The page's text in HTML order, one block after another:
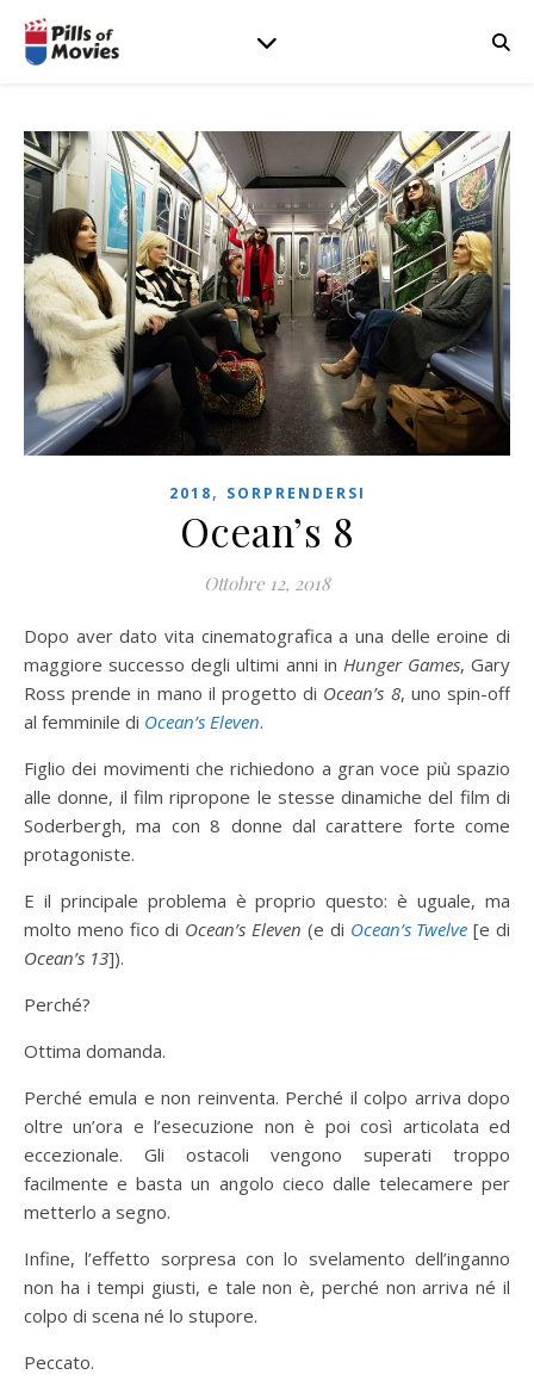
2018, SORPRENDERSI
Ocean’s 8
Ottobre 12, 2018
Dopo aver dato vita cinematografica a una delle eroine di
maggiore successo degli ultimi anni in Hunger Games, Gary
Ross prende in mano il progetto di Ocean’s 8, uno spin-off
al femminile di Ocean’s Eleven.
Figlio dei movimenti che richiedono a gran voce più spazio
alle donne, il film ripropone le stesse dinamiche del film di
Soderbergh, ma con 8 donne dal carattere forte come
protagoniste.
E il principale problema è proprio questo: è uguale, ma
molto meno fico di Ocean’s Eleven (e di Ocean’s Twelve [e di
Ocean’s 13]).
Perché?
Ottima domanda.
Perché emula e non reinventa. Perché il colpo arriva dopo
oltre un’ora e l’esecuzione non è poi così articolata ed
eccezionale. Gli ostacoli vengono superati troppo
facilmente e basta un angolo cieco dalle telecamere per
metterlo a segno.
Infine, l’effetto sorpresa con lo svelamento dell’inganno
non ha i tempi giusti, e tale non è, perché non arriva né il
colpo di scena né lo stupore.
Peccato.